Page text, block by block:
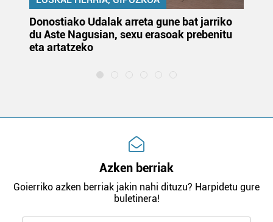
Donostiako Udalak arreta gune bat jarriko
du Aste Nagusian, sexu erasoak prebenitu
eta artatzeko
Azken berriak
Goierriko azken berriak jakin nahi dituzu? Harpidetu gure
buletinera!